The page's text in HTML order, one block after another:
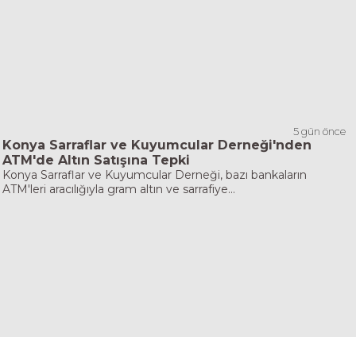
5 gün önce
Konya Sarraflar ve Kuyumcular Derneği'nden
ATM'de Altın Satışına Tepki
Konya Sarraflar ve Kuyumcular Derneği, bazı bankaların
ATM'leri aracılığıyla gram altın ve sarrafiye...